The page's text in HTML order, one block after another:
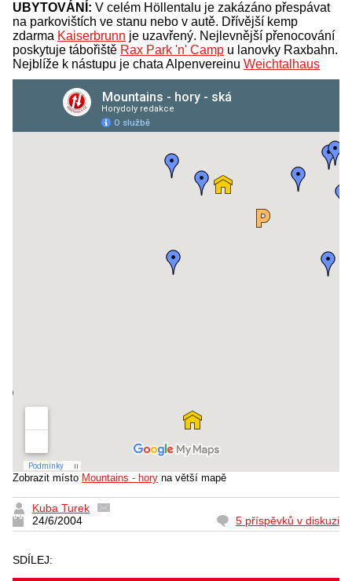
UBYTOVÁNÍ: V celém Höllentalu je zakázáno přespávat
na parkovištích ve stanu nebo v autě. Dřívější kemp
zdarma Kaiserbrunn je uzavřený. Nejlevnější přenocování
poskytuje tábořiště Rax Park 'n' Camp u lanovky Raxbahn.
Nejblíže k nástupu je chata Alpenvereinu Weichtalhaus
Zobrazit místo Mountains - hory na větší mapě
Kuba Turek
24/6/2004
5 příspěvků v diskuzi
SDÍLEJ: